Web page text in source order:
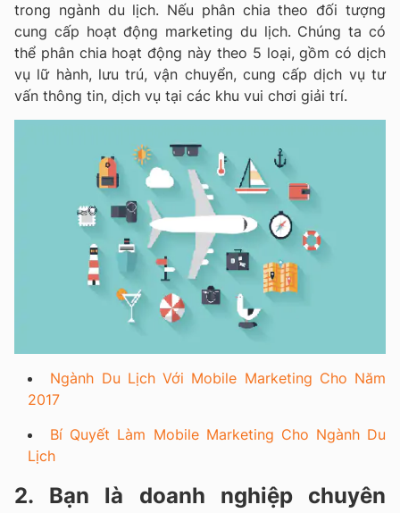
trong ngành du lịch. Nếu phân chia theo đối tượng
cung cấp hoạt động marketing du lịch. Chúng ta có
thể phân chia hoạt động này theo 5 loại, gồm có dịch
vụ lữ hành, lưu trú, vận chuyển, cung cấp dịch vụ tư
vấn thông tin, dịch vụ tại các khu vui chơi giải trí.
Ngành Du Lịch Với Mobile Marketing Cho Năm
2017
Bí Quyết Làm Mobile Marketing Cho Ngành Du
Lịch
2. Bạn là doanh nghiệp chuyên